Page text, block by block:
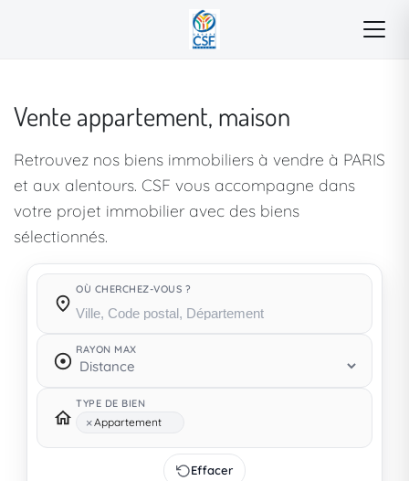
Vente appartement, maison
Retrouvez nos biens immobiliers à vendre à PARIS
et aux alentours. CSF vous accompagne dans
votre projet immobilier avec des biens
sélectionnés.
OÙ CHERCHEZ-VOUS ?
RAYON MAX
TYPE DE BIEN
×Appartement
Effacer